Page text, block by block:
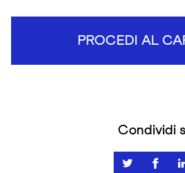
PROCEDI AL
Condividi